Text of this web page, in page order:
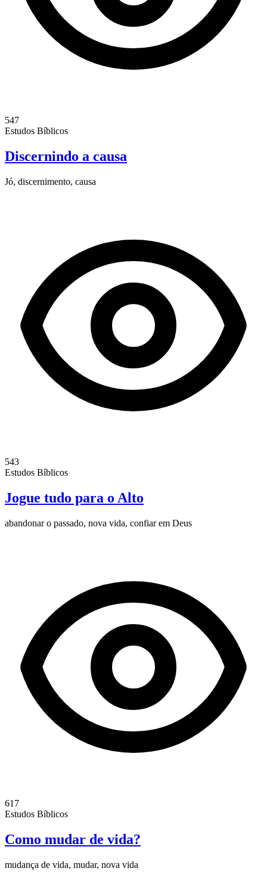
547
Estudos Bíblicos
Discernindo a causa
Jó, discernimento, causa
543
Estudos Bíblicos
Jogue tudo para o Alto
abandonar o passado, nova vida, confiar em Deus
617
Estudos Bíblicos
Como mudar de vida?
mudança de vida, mudar, nova vida